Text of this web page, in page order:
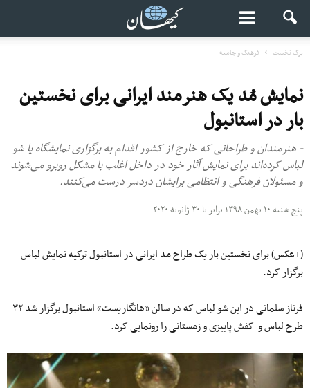
برگ نخست فرهنگ و جامعه
نمایش مُد یک هنرمند ایرانی برای نخستین
بار در استانبول
- هنرمندان و طراحانی که خارج از کشور اقدام به برگزاری نمایشگاه یا شو
لباس کرده‌اند برای نمایش آثار خود در داخل اغلب با مشکل روبرو می‌‌شوند
و مسئولان فرهنگی و انتظامی برایشان دردسر درست می‌‌کنند.
پنج شنبه ۱۰ بهمن ۱۳۹۸ برابر با ۳۰ ژانویه ۲۰۲۰
(+عکس) برای نخستین بار یک طراح مد ایرانی در استانبول ترکیه نمایش لباس
برگزار کرد.
فرناز سلمانی در این شو لباس که در سالن «هانگاریست» استانبول برگزار شد ۳۲
طرح لباس و کفش پاییزی و زمستانی را رونمایی کرد.